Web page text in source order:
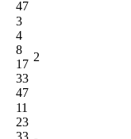
47
3
4
8
17
33
47
2
11
23
33